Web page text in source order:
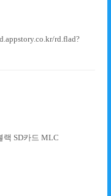
rd.flad?
랙 SD카드 MLC